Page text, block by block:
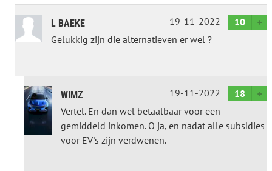
L BAEKE 19-11-2022
10
Gelukkig zijn die alternatieven er wel ?
WIMZ 19-11-2022
18
Vertel. En dan wel betaalbaar voor een
gemiddeld inkomen. O ja, en nadat alle subsidies
voor EV's zijn verdwenen.